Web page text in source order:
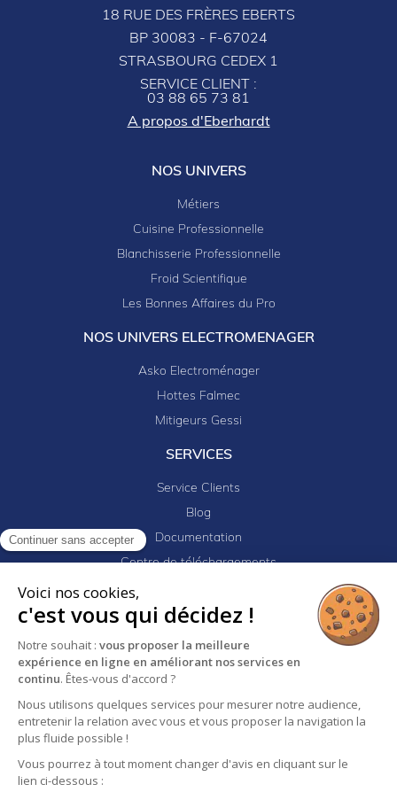
Continuer sans accepter
Voici nos cookies,
c'est vous qui décidez !
Notre souhait : vous proposer la meilleure
expérience en ligne en améliorant nos services en
continu. Êtes-vous d'accord ?
Nous utilisons quelques services pour mesurer notre audience,
entretenir la relation avec vous et vous proposer la navigation la
plus fluide possible !
Vous pourrez à tout moment changer d'avis en cliquant sur le
lien ci-dessous :
18 RUE DES FRÈRES EBERTS
BP 30083 - F-67024
STRASBOURG CEDEX 1
SERVICE CLIENT :
03 88 65 73 81
A propos d'Eberhardt
NOS UNIVERS
Métiers
Cuisine Professionnelle
Blanchisserie Professionnelle
Froid Scientifique
Les Bonnes Affaires du Pro
NOS UNIVERS ELECTROMENAGER
Asko Electroménager
Hottes Falmec
Mitigeurs Gessi
SERVICES
Service Clients
Blog
Documentation
Centre de téléchargements
Newsletter
Mentions légales
Politique de confidentialité
Conditions générales de vente